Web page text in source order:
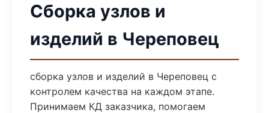
Сборка узлов и
изделий в Череповец
сборка узлов и изделий в Череповец с
контролем качества на каждом этапе.
Принимаем КД заказчика, помогаем